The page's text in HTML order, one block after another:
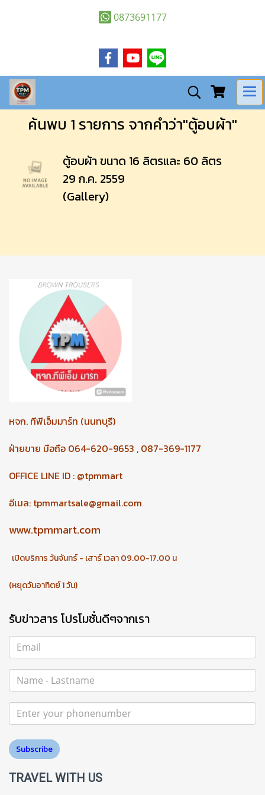
0873691177
ค้นพบ 1 รายการ จากคำว่า"ตู้อบผ้า"
ตู้อบผ้า ขนาด 16 ลิตรและ 60 ลิตร
29 ก.ค. 2559
(Gallery)
หจก. ทีพีเอ็มมาร์ท (นนทบุรี)
ฝ่ายขาย มือถือ 064-620-9653 , 087-369-1177
OFFICE LINE ID : @tpmmart
อีเมล: tpmmartsale@gmail.com
www.tpmmart.com
เปิดบริการ วันจันทร์ - เสาร์ เวลา 09.00-17.00 น
(หยุดวันอาทิตย์ 1 วัน)
รับข่าวสาร โปรโมชั่นดีๆจากเรา
Subscribe
TRAVEL WITH US